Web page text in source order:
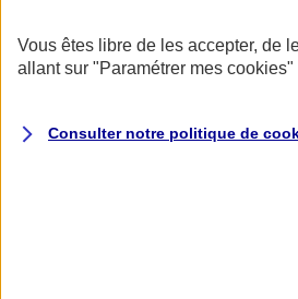
AXA Assurance
Vous êtes libre de les accepter, de
allant sur "Paramétrer mes cookies"
Consulter notre politique de